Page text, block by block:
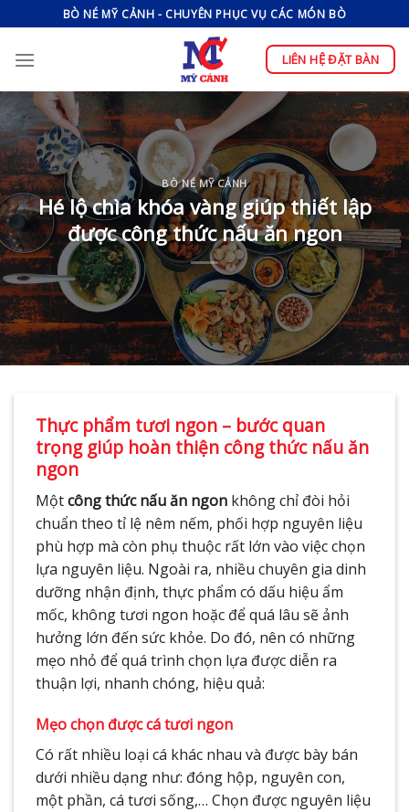
to
content
BÒ NÉ MỸ CẢNH - CHUYÊN PHỤC VỤ CÁC MÓN BÒ
LIÊN HỆ ĐẶT BÀN
BÒ NÉ MỸ CẢNH
Hé lộ chìa khóa vàng giúp thiết lập
được công thức nấu ăn ngon
Thực phẩm tươi ngon – bước quan
trọng giúp hoàn thiện công thức nấu ăn
ngon
Mộtcông thức nấu ăn ngon không chỉ đòi hỏi
chuẩn theo tỉ lệ nêm nếm, phối hợp nguyên liệu
phù hợp mà còn phụ thuộc rất lớn vào việc chọn
lựa nguyên liệu. Ngoài ra, nhiều chuyên gia dinh
dưỡng nhận định, thực phẩm có dấu hiệu ẩm
mốc, không tươi ngon hoặc để quá lâu sẽ ảnh
hưởng lớn đến sức khỏe. Do đó, nên có những
mẹo nhỏ để quá trình chọn lựa được diễn ra
thuận lợi, nhanh chóng, hiệu quả:
Mẹo chọn được cá tươi ngon
Có rất nhiều loại cá khác nhau và được bày bán
dưới nhiều dạng như: đóng hộp, nguyên con,
một phần, cá tươi sống,… Chọn được nguyên liệu